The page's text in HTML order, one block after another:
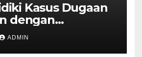
Kasus Dugaan
dengan
di Counter HP
Ambarawa.
ADMIN